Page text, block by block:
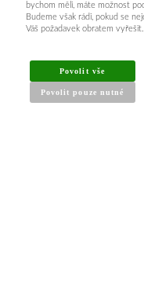
INFORMACE
Obchodní
bychom měli, máte možnost
Budeme však rádi, pokud se
Váš požadavek obratem vyřešit.
Povolit vše
Povolit pouze nutné